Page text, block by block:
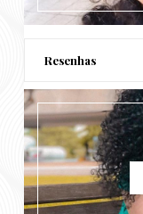
Resenhas